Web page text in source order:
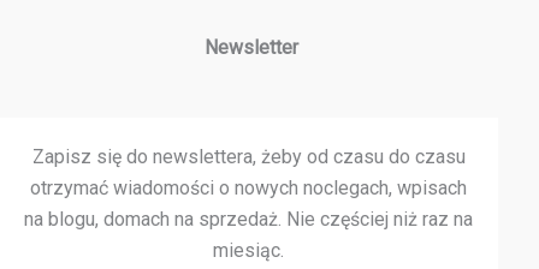
Newsletter
Zapisz się do newslettera, żeby od czasu do czasu
otrzymać wiadomości o nowych noclegach, wpisach
na blogu, domach na sprzedaż. Nie częściej niż raz na
miesiąc.